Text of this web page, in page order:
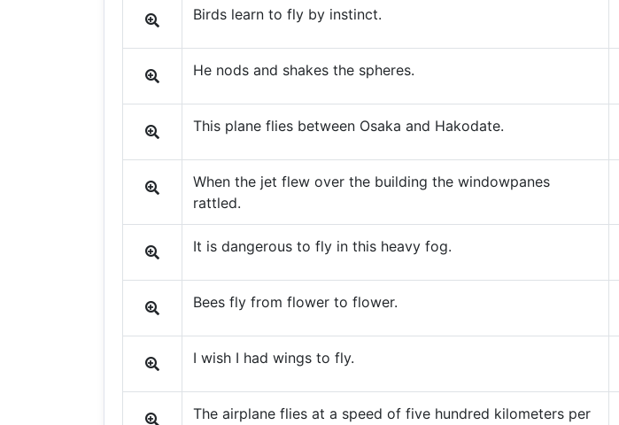
Birds learn to fly by instinct.
He nods and shakes the spheres.
This plane flies between Osaka and Hakodate.
When the jet flew over the building the windowpanes
rattled.
It is dangerous to fly in this heavy fog.
Bees fly from flower to flower.
I wish I had wings to fly.
The airplane flies at a speed of five hundred kilometers per